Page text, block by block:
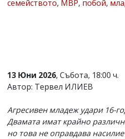
и
редакцията
не
отговорност
за
тях!
Ако
семейството, МВР, побой,
13 Юни 2026, Събота, 18:00 ч.
Автор: Тервел ИЛИЕВ
Агресивен младеж удари 16-
Двамата имат крайно
но това не оправдава